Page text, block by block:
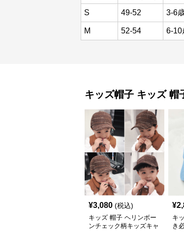
S 49-52 3-6
M 52-54 6-10
キッズ帽子 キッズ 帽
¥3,080 (税込)
キッズ 帽子 ヘリンボー
ンチェック柄キッズキャ
¥
キ
き